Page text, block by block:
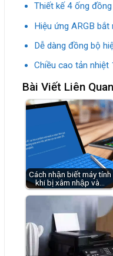
Thiết kế 4 ống
Hiệu ứng ARGB bắt
Dễ dàng đồng bộ
Chiều cao tản nhiệt
Bài Viết Liên
Cách nhận biết máy tính
khi bị xâm nhập và…